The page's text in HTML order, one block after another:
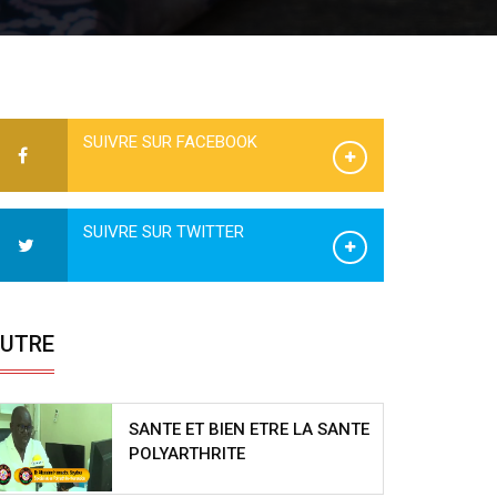
SUIVRE SUR FACEBOOK
SUIVRE SUR TWITTER
SANTE ET BIEN ETRE LA SANTE
POLYARTHRITE